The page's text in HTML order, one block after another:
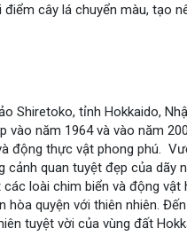
cây lá chuyển màu, tạo
Shiretoko, tỉnh Hokkaido,
năm 1964 và vào năm
động thực vật phong phú.
cảnh quan tuyệt đẹp của dãy
loài chim biển và động
hòa quyện với thiên nhiên.
tuyệt vời của vùng đất